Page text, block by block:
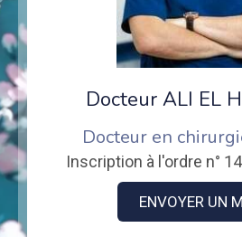
Docteur ALI EL
Docteur en
Inscription à l'ordre n°
ENVOYER UN